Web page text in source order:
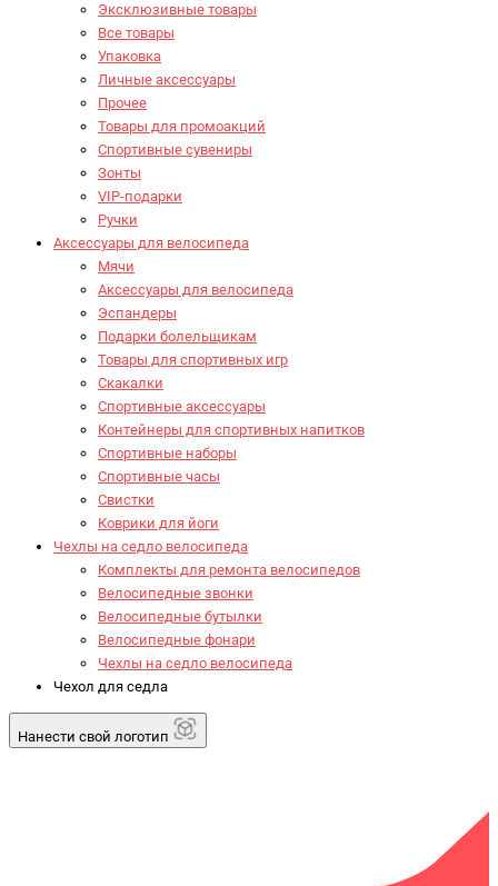
Эксклюзивные товары
Все товары
Упаковка
Личные аксессуары
Прочее
Товары для промоакций
Спортивные сувениры
Зонты
VIP-подарки
Ручки
Аксессуары для велосипеда
Мячи
Аксессуары для велосипеда
Эспандеры
Подарки болельщикам
Товары для спортивных игр
Скакалки
Спортивные аксессуары
Контейнеры для спортивных напитков
Спортивные наборы
Спортивные часы
Свистки
Коврики для йоги
Чехлы на седло велосипеда
Комплекты для ремонта велосипедов
Велосипедные звонки
Велосипедные бутылки
Велосипедные фонари
Чехлы на седло велосипеда
Чехол для седла
Нанести свой логотип